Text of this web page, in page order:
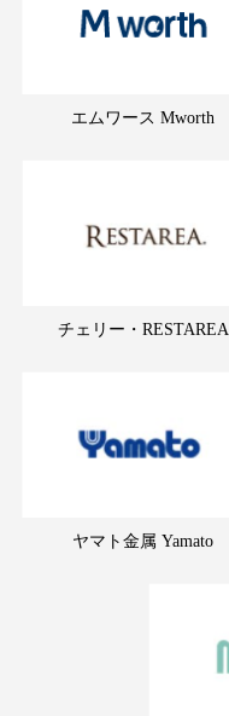
エムワース Mworth
チェリー・RESTAREA
ヤマト金属 Yamato